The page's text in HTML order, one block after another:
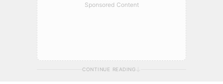
Sponsored Content
CONTINUE READING